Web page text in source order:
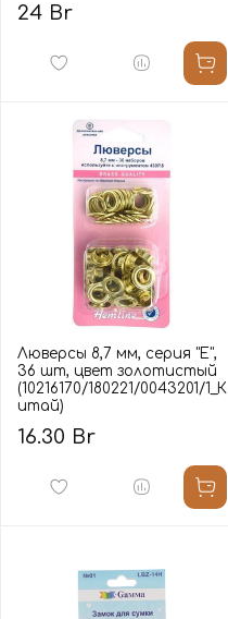
24 Br
Люверсы 8,7 мм, серия "E",
36 шт, цвет золотистый
(10216170/180221/0043201/1_К
итай)
16.30 Br